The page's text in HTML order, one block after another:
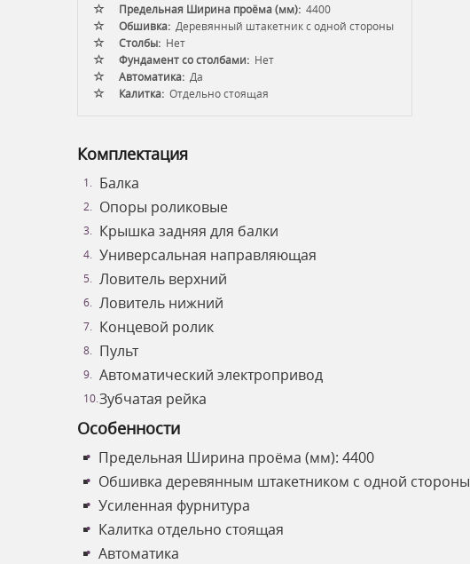
Предельная Ширина проёма (мм): 4400
Обшивка: Деревянный штакетник с одной стороны
Столбы: Нет
Фундамент со столбами: Нет
Автоматика: Да
Калитка: Отдельно стоящая
Комплектация
Балка
Опоры роликовые
Крышка задняя для балки
Универсальная направляющая
Ловитель верхний
Ловитель нижний
Концевой ролик
Пульт
Автоматический электропривод
Зубчатая рейка
Особенности
Предельная Ширина проёма (мм): 4400
Обшивка деревянным штакетником с одной стороны
Усиленная фурнитура
Калитка отдельно стоящая
Автоматика